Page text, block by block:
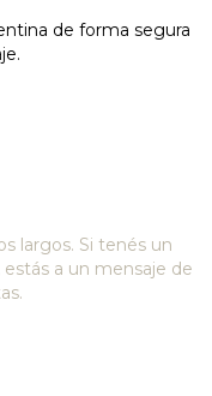
de forma segura
largos. Si tenés un
a un mensaje de